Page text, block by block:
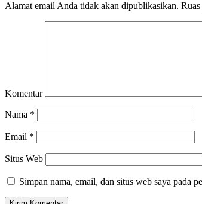
Alamat email Anda tidak akan dipublikasikan.
Komentar
Nama *
Email *
Situs Web
Simpan nama, email, dan situs web saya pada